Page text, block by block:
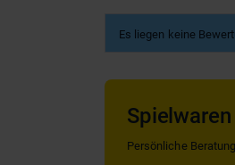
Es liegen keine
Persönliche